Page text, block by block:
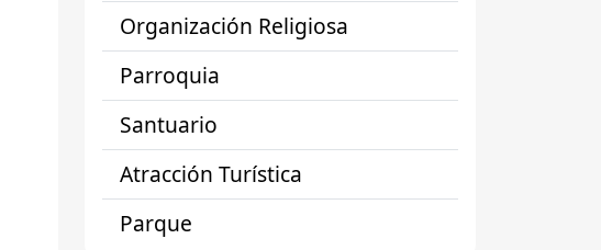
Organización Religiosa
Parroquia
Santuario
Atracción Turística
Parque